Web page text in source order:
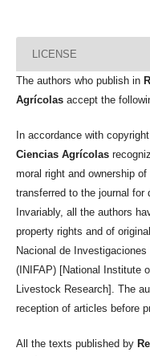
LICENSE
The authors who publish in
Agrícolas accept the
In accordance with
Ciencias Agrícolas
moral right and ownership
transferred to the journal
Invariably, all the authors
property rights and of
Nacional de
(INIFAP) [National Institute
Livestock Research]. The
reception of articles before
All the texts published by